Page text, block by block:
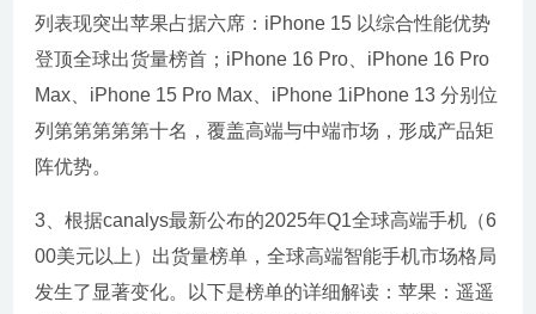
列表现突出苹果占据六席：iPhone 15 以综合性能优势
登顶全球出货量榜首；iPhone 16 Pro、iPhone 16 Pro
Max、iPhone 15 Pro Max、iPhone 1iPhone 13 分别位
列第第第第第十名，覆盖高端与中端市场，形成产品矩
阵优势。
3、根据canalys最新公布的2025年Q1全球高端手机（6
00美元以上）出货量榜单，全球高端智能手机市场格局
发生了显著变化。以下是榜单的详细解读：苹果：遥遥